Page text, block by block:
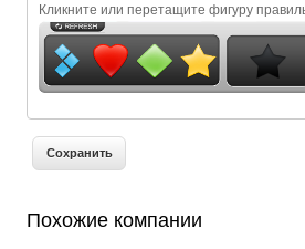
Кликните или перетащите фигуру
Похожие компании